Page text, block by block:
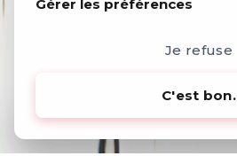
Gérer les préférences
Je refuse
C'est bon.